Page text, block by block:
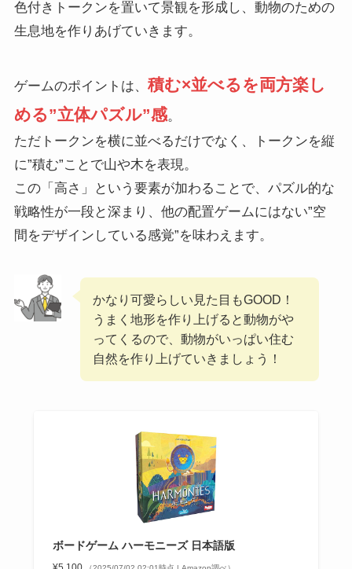
色付きトークンを置いて景観を形成し、動物のための
生息地を作りあげていきます。
ゲームのポイントは、 積む×並べるを両方楽し
める”立体パズル”感。
ただトークンを横に並べるだけでなく、トークンを縦
に”積む”ことで山や木を表現。
この「高さ」という要素が加わることで、パズル的な
戦略性が一段と深まり、他の配置ゲームにはない”空
間をデザインしている感覚”を味わえます。
かなり可愛らしい見た目もGOOD！
うまく地形を作り上げると動物がや
ってくるので、動物がいっぱい住む
自然を作り上げていきましょう！
ボードゲーム ハーモニーズ 日本語版